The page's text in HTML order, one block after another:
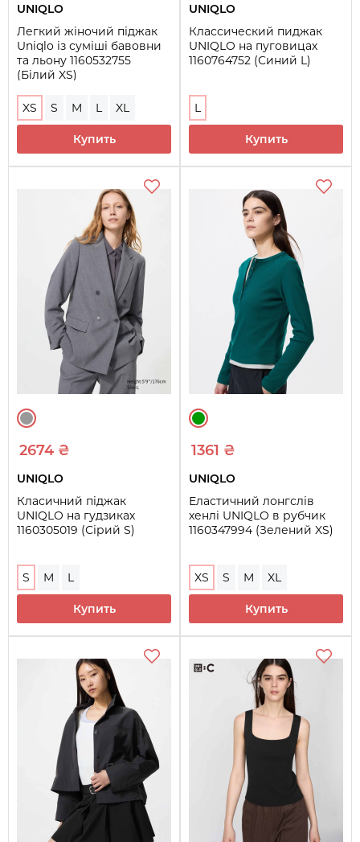
UNIQLO
Легкий жіночий піджак
Uniqlo із суміші бавовни
та льону 1160532755
(Білий XS)
XS S M L XL
Купить
UNIQLO
Классический пиджак
UNIQLO на пуговицах
1160764752 (Синий L)
L
Купить
2674 ₴
UNIQLO
Класичний піджак
UNIQLO на гудзиках
1160305019 (Сірий S)
S M L
Купить
1361 ₴
UNIQLO
Еластичний лонгслів
хенлі UNIQLO в рубчик
1160347994 (Зелений XS)
XS S M XL
Купить